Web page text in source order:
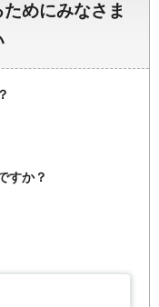
めにみなさま
すか？